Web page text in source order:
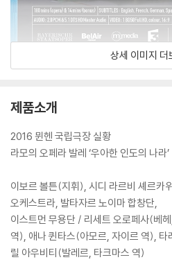
상세 이미지 더
제품소개
2016 뮌헨 국립극장 실황
라모의 오페라 발레 ‘우아한 인도의 나라
이보르 볼튼(지휘), 시디 라르비 셰르카
오케스트라, 발타자르 노이마 합창단,
이스트먼 무용단 / 리세트 오로페사(베
역), 애나 퀸타스(아모르, 자이르 역),
릴 아우비티(발레르, 타크마스 역)